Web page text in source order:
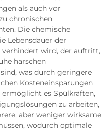
als auch vor
chronischen
Die chemische
Lebensdauer der
verhindert wird, der auftritt,
harschen
was durch geringere
Kosteneinsparungen
es Spülkräften,
zu arbeiten,
aber weniger wirksame
wodurch optimale